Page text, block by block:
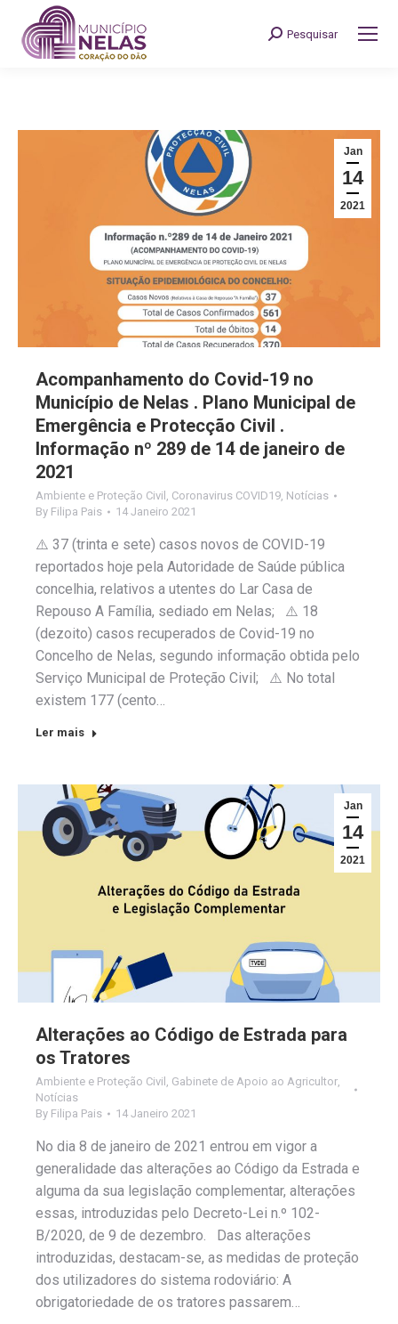
Search:
Pesquisar
Jan
14
2021
Acompanhamento do Covid-19 no
Município de Nelas . Plano Municipal de
Emergência e Protecção Civil .
Informação nº 289 de 14 de janeiro de
2021
Ambiente e Proteção Civil , Coronavirus COVID19, Notícias
By Filipa Pais 14 Janeiro 2021
⚠️ 37 (trinta e sete) casos novos de COVID-19
reportados hoje pela Autoridade de Saúde pública
concelhia, relativos a utentes do Lar Casa de
Repouso A Família, sediado em Nelas; ⚠️ 18
(dezoito) casos recuperados de Covid-19 no
Concelho de Nelas, segundo informação obtida pelo
Serviço Municipal de Proteção Civil; ⚠️ No total
existem 177 (cento…
Ler mais
Jan
14
2021
Alterações ao Código de Estrada para
os Tratores
Ambiente e Proteção Civil Gabinete de Apoio ao Agricultor
Notícias
By Filipa Pais 14 Janeiro 2021
No dia 8 de janeiro de 2021 entrou em vigor a
generalidade das alterações ao Código da Estrada e
alguma da sua legislação complementar, alterações
essas, introduzidas pelo Decreto-Lei n.º 102-
B/2020, de 9 de dezembro. Das alterações
introduzidas, destacam-se, as medidas de proteção
dos utilizadores do sistema rodoviário: A
obrigatoriedade de os tratores passarem…